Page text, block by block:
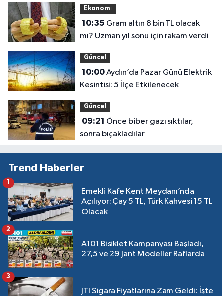
Ekonomi
10:35
mı? Uzman yıl sonu için rakam verdi
Güncel
10:00Aydın’da Pazar Günü Elektrik
Kesintisi: 5 İlçe Etkilenecek
Güncel
09:21
sonra bıçakladılar
Trend Haberler
Emekli Kafe Kent Meydanı’nda
Açılıyor: Çay 5 TL, Türk Kahvesi 15 TL
Olacak
1
A101 Bisiklet Kampanyası Başladı,
27,5 ve 29 Jant Modeller Raflarda
2
JTI Sigara Fiyatlarına Zam Geldi: İşte
3